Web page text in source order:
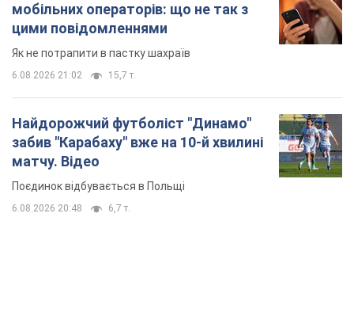
мобільних операторів: що не так з
цими повідомленнями
Як не потрапити в пастку шахраїв
6.08.2026 21:02 15,7 т.
Найдорожчий футболіст "Динамо"
забив "Карабаху" вже на 10-й хвилині
матчу. Відео
Поєдинок відбувається в Польщі
6.08.2026 20:48 6,7 т.